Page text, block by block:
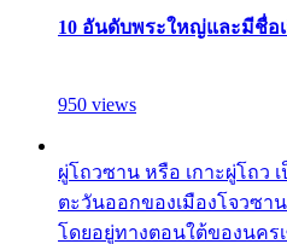
10 อันดับพระใหญ่และมีชื่อ
950 views
ผู่โถวซาน หรือ เกาะผู่โถว
ตะวันออกของเมืองโจวซา
โดยอยู่ทางตอนใต้ของนคร